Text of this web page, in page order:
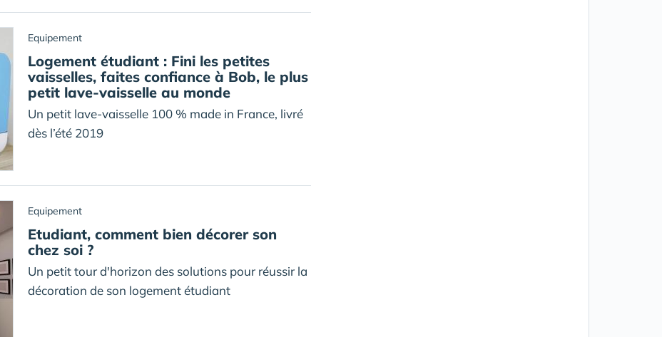
Equipement
Logement étudiant : Fini les petites
vaisselles, faites confiance à Bob, le plus
petit lave-vaisselle au monde
Un petit lave-vaisselle 100 % made in France, livré
dès l’été 2019
Equipement
Etudiant, comment bien décorer son
chez soi ?
Un petit tour d'horizon des solutions pour réussir la
décoration de son logement étudiant